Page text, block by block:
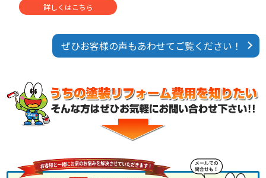
詳しくはこちら
ぜひお客様の声もあわせてご覧ください！